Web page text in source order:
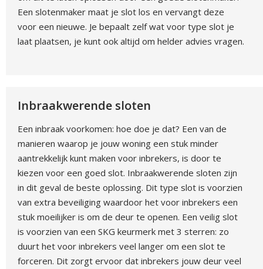
Een slotenmaker maat je slot los en vervangt deze
voor een nieuwe. Je bepaalt zelf wat voor type slot je
laat plaatsen, je kunt ook altijd om helder advies vragen.
Inbraakwerende sloten
Een inbraak voorkomen: hoe doe je dat? Een van de
manieren waarop je jouw woning een stuk minder
aantrekkelijk kunt maken voor inbrekers, is door te
kiezen voor een goed slot. Inbraakwerende sloten zijn
in dit geval de beste oplossing. Dit type slot is voorzien
van extra beveiliging waardoor het voor inbrekers een
stuk moeilijker is om de deur te openen. Een veilig slot
is voorzien van een SKG keurmerk met 3 sterren: zo
duurt het voor inbrekers veel langer om een slot te
forceren. Dit zorgt ervoor dat inbrekers jouw deur veel